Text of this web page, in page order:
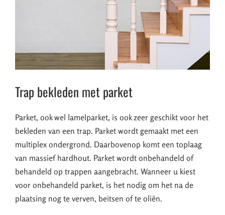
Trap bekleden met parket
Parket, ook wel lamelparket, is ook zeer geschikt voor het
bekleden van een trap. Parket wordt gemaakt met een
multiplex ondergrond. Daarbovenop komt een toplaag
van massief hardhout. Parket wordt onbehandeld of
behandeld op trappen aangebracht. Wanneer u kiest
voor onbehandeld parket, is het nodig om het na de
plaatsing nog te verven, beitsen of te oliën.